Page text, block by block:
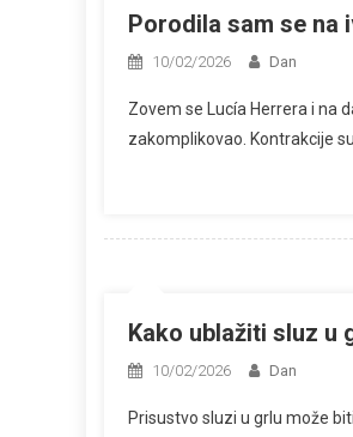
Porodila sam se
10/02/2026 Dan
Zovem se Lucía Herrera i na
zakomplikovao. Kontrakcije
Kako ublažiti sluz u
10/02/2026 Dan
Prisustvo sluzi u grlu može